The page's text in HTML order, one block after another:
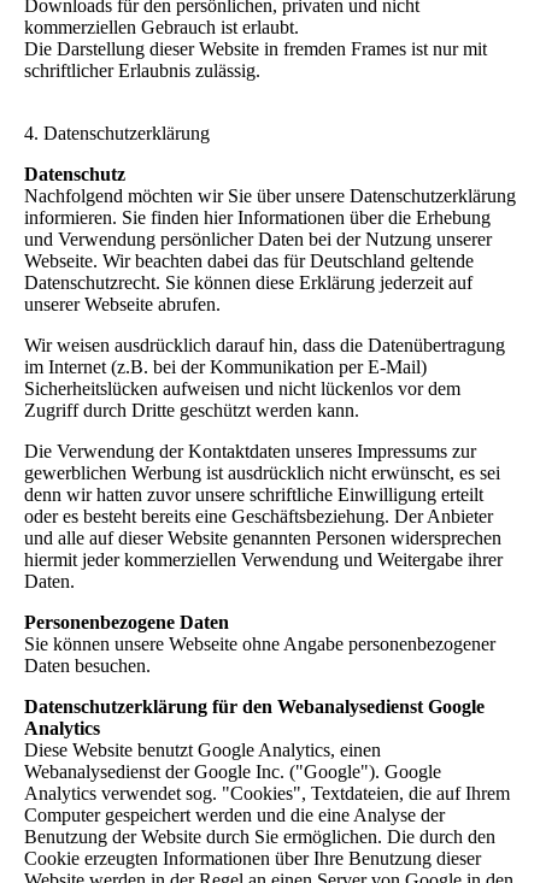
Downloads für den persönlichen, privaten und nicht
kommerziellen Gebrauch ist erlaubt.
Die Darstellung dieser Website in fremden Frames ist nur mit
schriftlicher Erlaubnis zulässig.
4. Datenschutzerklärung
Datenschutz
Nachfolgend möchten wir Sie über unsere Datenschutzerklärung
informieren. Sie finden hier Informationen über die Erhebung
und Verwendung persönlicher Daten bei der Nutzung unserer
Webseite. Wir beachten dabei das für Deutschland geltende
Datenschutzrecht. Sie können diese Erklärung jederzeit auf
unserer Webseite abrufen.
Wir weisen ausdrücklich darauf hin, dass die Datenübertragung
im Internet (z.B. bei der Kommunikation per E-Mail)
Sicherheitslücken aufweisen und nicht lückenlos vor dem
Zugriff durch Dritte geschützt werden kann.
Die Verwendung der Kontaktdaten unseres Impressums zur
gewerblichen Werbung ist ausdrücklich nicht erwünscht, es sei
denn wir hatten zuvor unsere schriftliche Einwilligung erteilt
oder es besteht bereits eine Geschäftsbeziehung. Der Anbieter
und alle auf dieser Website genannten Personen widersprechen
hiermit jeder kommerziellen Verwendung und Weitergabe ihrer
Daten.
Personenbezogene Daten
Sie können unsere Webseite ohne Angabe personenbezogener
Daten besuchen.
Datenschutzerklärung für den Webanalysedienst Google
Analytics
Diese Website benutzt Google Analytics, einen
Webanalysedienst der Google Inc. ("Google"). Google
Analytics verwendet sog. "Cookies", Textdateien, die auf Ihrem
Computer gespeichert werden und die eine Analyse der
Benutzung der Website durch Sie ermöglichen. Die durch den
Cookie erzeugten Informationen über Ihre Benutzung dieser